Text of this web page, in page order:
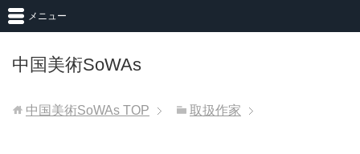
中国美術SoWAs
メニュー
中国美術SoWAs TOP 取扱作家